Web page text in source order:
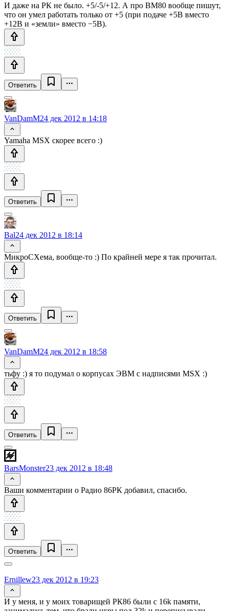
И даже на РК не было. +5/-5/+12. А про ВМ80 вообще пишут,
что он умел работать только от +5 (при подаче +5В вместо
+12В и «земли» вместо −5В).
Ответить
VanDamM24 дек 2012 в 14:18
Yamaha MSX скорее всего :)
Ответить
Bal24 дек 2012 в 18:14
МикроСХема, вообще-то :) По крайней мере я так прочитал.
Ответить
VanDamM24 дек 2012 в 18:58
тьфу :) я то подумал о корпусах ЭВМ с надписями MSX :)
Ответить
BarsMonster23 дек 2012 в 18:48
Ваши комментарии о Радио 86РК добавил, спасибо.
Ответить
Ernillew23 дек 2012 в 19:23
И у меня, и у моих товарищей РК86 были с 16k памяти,